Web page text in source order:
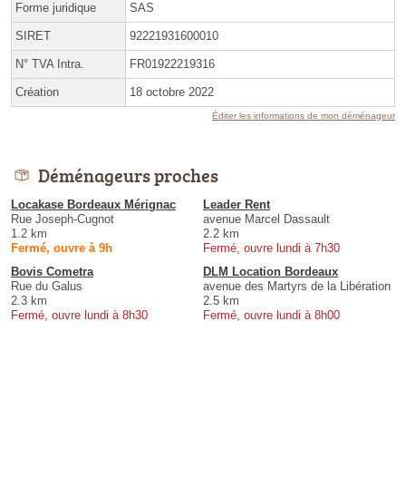
Forme juridique SAS
SIRET 92221931600010
N° TVA Intra. FR01922219316
Création 18 octobre 2022
Éditer les informations de mon déménageur
Déménageurs proches
Locakase Bordeaux Mérignac
Rue Joseph-Cugnot
1.2 km
Fermé, ouvre à 9h
Leader Rent
avenue Marcel Dassault
2.2 km
Fermé, ouvre lundi à 7h30
Bovis Cometra
Rue du Galus
2.3 km
Fermé, ouvre lundi à 8h30
DLM Location Bordeaux
avenue des Martyrs de la Libération
2.5 km
Fermé, ouvre lundi à 8h00